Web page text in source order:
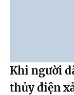
Khi người
thủy điện